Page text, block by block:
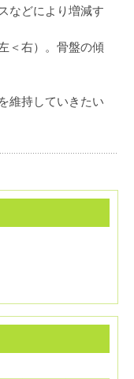
などにより増減す
＜右）。骨盤の傾
維持していきたい